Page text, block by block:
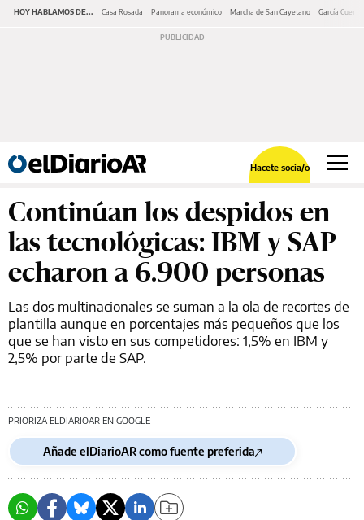
HOY HABLAMOS DE... Casa Rosada Panorama económico Marcha de San Cayetano García Cuerva
Hacete socia/o
Continúan los despidos en
las tecnológicas: IBM y SAP
echaron a 6.900 personas
Las dos multinacionales se suman a la ola de recortes de
plantilla aunque en porcentajes más pequeños que los
que se han visto en sus competidores: 1,5% en IBM y
2,5% por parte de SAP.
PRIORIZA ELDIARIOAR EN GOOGLE
Añade elDiarioAR como fuente preferida